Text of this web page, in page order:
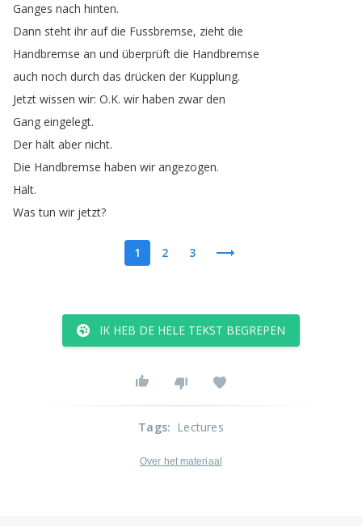
Ganges nach hinten.
Dann steht ihr auf die Fussbremse, zieht die
Handbremse an und überprüft die Handbremse
auch noch durch das drücken der Kupplung.
Jetzt wissen wir: O.K. wir haben zwar den
Gang eingelegt.
Der hält aber nicht.
Die Handbremse haben wir angezogen.
Hält.
Was tun wir jetzt?
1 2 3
IK HEB DE HELE TEKST BEGREPEN
Tags: Lectures
Over het materiaal